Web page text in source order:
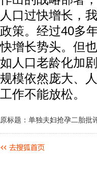
人口过快增长，
政策。经过40多
快增长势头。但
如人口老龄化加
规模依然庞大、
工作不能放松。
原标题：单独夫妇抢孕二胎批